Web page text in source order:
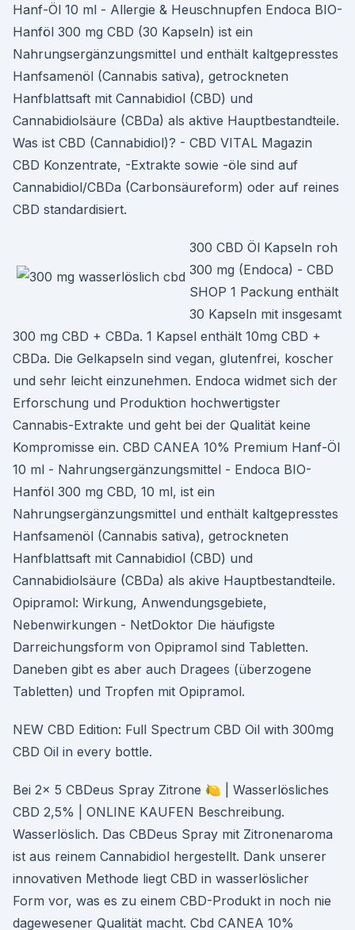
Hanf-Öl 10 ml - Allergie & Heuschnupfen Endoca BIO-
Hanföl 300 mg CBD (30 Kapseln) ist ein
Nahrungsergänzungsmittel und enthält kaltgepresstes
Hanfsamenöl (Cannabis sativa), getrockneten
Hanfblattsaft mit Cannabidiol (CBD) und
Cannabidiolsäure (CBDa) als aktive Hauptbestandteile.
Was ist CBD (Cannabidiol)? - CBD VITAL Magazin
CBD Konzentrate, -Extrakte sowie -öle sind auf
Cannabidiol/CBDa (Carbonsäureform) oder auf reines
CBD standardisiert.
300 CBD Öl Kapseln roh
300 mg (Endoca) - CBD
SHOP 1 Packung enthält
30 Kapseln mit insgesamt
300 mg CBD + CBDa. 1 Kapsel enthält 10mg CBD +
CBDa. Die Gelkapseln sind vegan, glutenfrei, koscher
und sehr leicht einzunehmen. Endoca widmet sich der
Erforschung und Produktion hochwertigster
Cannabis-Extrakte und geht bei der Qualität keine
Kompromisse ein. CBD CANEA 10% Premium Hanf-Öl
10 ml - Nahrungsergänzungsmittel - Endoca BIO-
Hanföl 300 mg CBD, 10 ml, ist ein
Nahrungsergänzungsmittel und enthält kaltgepresstes
Hanfsamenöl (Cannabis sativa), getrockneten
Hanfblattsaft mit Cannabidiol (CBD) und
Cannabidiolsäure (CBDa) als akive Hauptbestandteile.
Opipramol: Wirkung, Anwendungsgebiete,
Nebenwirkungen - NetDoktor Die häufigste
Darreichungsform von Opipramol sind Tabletten.
Daneben gibt es aber auch Dragees (überzogene
Tabletten) und Tropfen mit Opipramol.
NEW CBD Edition: Full Spectrum CBD Oil with 300mg
CBD Oil in every bottle.
Bei 2x 5 CBDeus Spray Zitrone 🍋 | Wasserlösliches
CBD 2,5% | ONLINE KAUFEN Beschreibung.
Wasserlöslich. Das CBDeus Spray mit Zitronenaroma
ist aus reinem Cannabidiol hergestellt. Dank unserer
innovativen Methode liegt CBD in wasserlöslicher
Form vor, was es zu einem CBD-Produkt in noch nie
dagewesener Qualität macht. Cbd CANEA 10%